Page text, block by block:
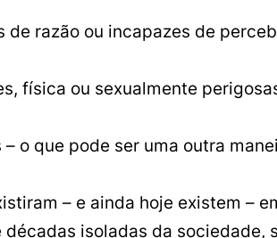
de razão ou incapazes de
física ou sexualmente
o que pode ser uma outra
– e ainda hoje existem –
décadas isoladas da